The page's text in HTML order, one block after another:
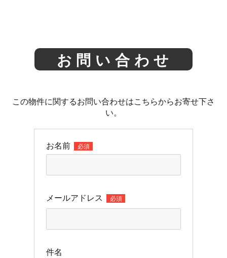
お問い合わせ
この物件に関するお問い合わせはこちらからお寄せ下さ
い。
お名前 必須
メールアドレス 必須
件名